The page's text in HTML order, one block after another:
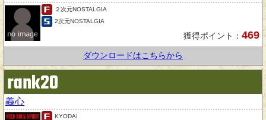
２次元NOSTALGIA
2次元NOSTALGIA
獲得ポイント： 469
ダウンロードはこちらから
rank20
義心
KYODAI